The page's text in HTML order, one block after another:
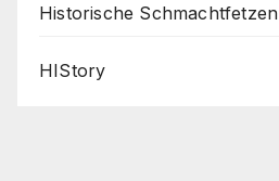
Historische Schmachtfetzen
HIStory